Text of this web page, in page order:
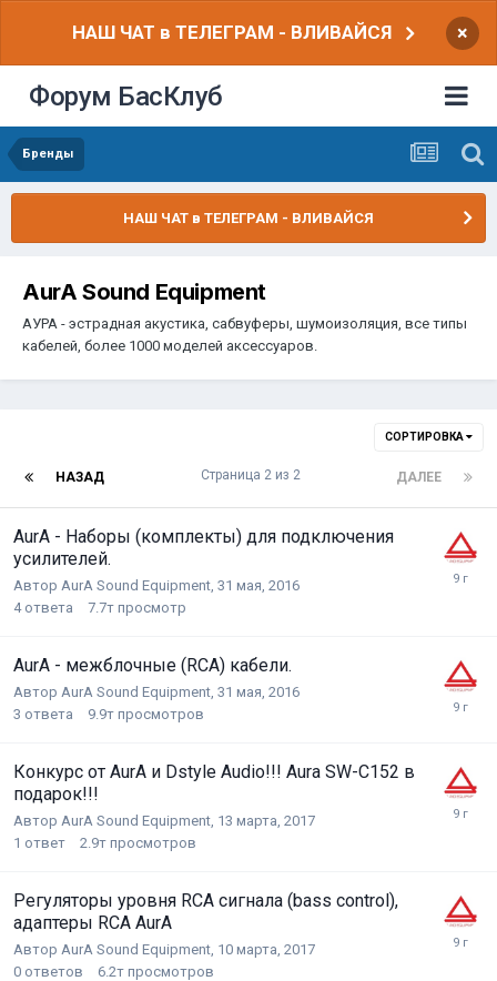
НАШ ЧАТ в ТЕЛЕГРАМ - ВЛИВАЙСЯ ×
Форум БасКлуб
Бренды
НАШ ЧАТ в ТЕЛЕГРАМ - ВЛИВАЙСЯ
AurA Sound Equipment
АУРА - эстрадная акустика, сабвуферы, шумоизоляция, все типы
кабелей, более 1000 моделей аксессуаров.
СОРТИРОВКА
НАЗАД ДАЛЕЕ
Страница 2 из 2
AurA - Наборы (комплекты) для подключения
усилителей.
Автор AurA Sound Equipment 31 мая, 2016
4 ответа 7.7т просмотр
AurA - межблочные (RCA) кабели.
Автор AurA Sound Equipment 31 мая, 2016
3 ответа 9.9т просмотров
Конкурс от AurA и Dstyle Audio!!! Aura SW-C152 в
подарок!!!
Автор AurA Sound Equipment 13 марта, 2017
1 ответ 2.9т просмотров
Регуляторы уровня RCA сигнала (bass control),
адаптеры RCA AurA
Автор AurA Sound Equipment 10 марта, 2017
0 ответов 6.2т просмотров